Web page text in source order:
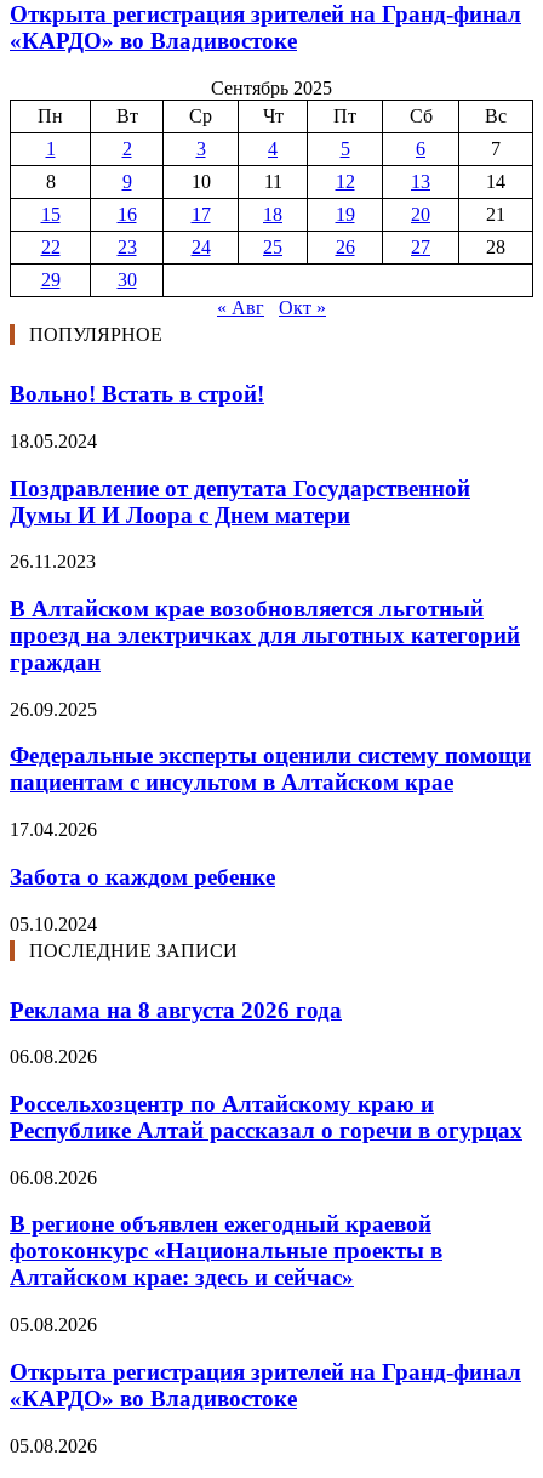
Открыта регистрация зрителей на Гранд-финал
«КАРДО» во Владивостоке
Сентябрь 2025
Пн
Вт Ср Чт Пт Сб
Вс
1
2 3 4 5 6
7
8
9 10 11 12 13
14
15
16 17 18 19 20
21
22
23 24 25 26 27
28
29
30
« Авг
Окт »
ПОПУЛЯРНОЕ
Вольно! Встать в строй!
18.05.2024
Поздравление от депутата Государственной
Думы И И Лоора с Днем матери
26.11.2023
В Алтайском крае возобновляется льготный
проезд на электричках для льготных категорий
граждан
26.09.2025
Федеральные эксперты оценили систему помощи
пациентам с инсультом в Алтайском крае
17.04.2026
Забота о каждом ребенке
05.10.2024
ПОСЛЕДНИЕ ЗАПИСИ
Реклама на 8 августа 2026 года
06.08.2026
Россельхозцентр по Алтайскому краю и
Республике Алтай рассказал о горечи в огурцах
06.08.2026
В регионе объявлен ежегодный краевой
фотоконкурс «Национальные проекты в
Алтайском крае: здесь и сейчас»
05.08.2026
Открыта регистрация зрителей на Гранд-финал
«КАРДО» во Владивостоке
05.08.2026